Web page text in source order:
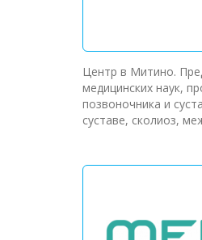
Центр в Митино.
медицинских наук,
позвоночника и
суставе, сколиоз,